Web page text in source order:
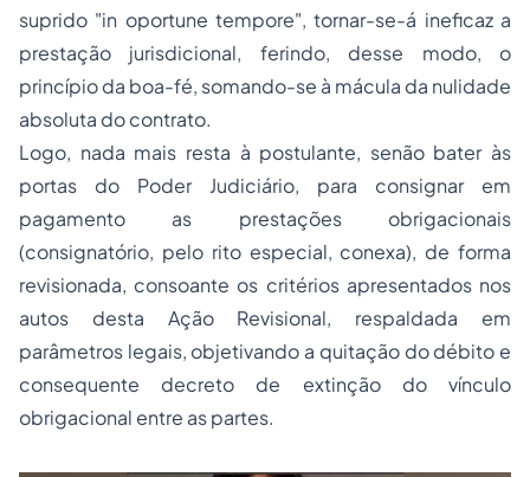
suprido "in oportune tempore", tornar-se-á ineficaz a
prestação jurisdicional, ferindo, desse modo, o
princípio da boa-fé, somando-se à mácula da nulidade
absoluta do contrato.
Logo, nada mais resta à postulante, senão bater às
portas do Poder Judiciário, para consignar em
pagamento as prestações obrigacionais
(consignatório, pelo rito especial, conexa), de forma
revisionada, consoante os critérios apresentados nos
autos desta Ação Revisional, respaldada em
parâmetros legais, objetivando a quitação do débito e
consequente decreto de extinção do vínculo
obrigacional entre as partes.